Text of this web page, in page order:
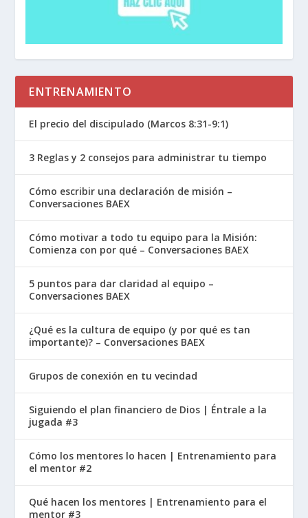
ENTRENAMIENTO
El precio del discipulado (Marcos 8:31-9:1)
3 Reglas y 2 consejos para administrar tu tiempo
Cómo escribir una declaración de misión –
Conversaciones BAEX
Cómo motivar a todo tu equipo para la Misión:
Comienza con por qué – Conversaciones BAEX
5 puntos para dar claridad al equipo –
Conversaciones BAEX
¿Qué es la cultura de equipo (y por qué es tan
importante)? – Conversaciones BAEX
Grupos de conexión en tu vecindad
Siguiendo el plan financiero de Dios | Éntrale a la
jugada #3
Cómo los mentores lo hacen | Entrenamiento para
el mentor #2
Qué hacen los mentores | Entrenamiento para el
mentor #3